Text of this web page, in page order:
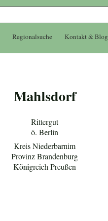
Regionalsuche Kontakt & Blog
Mahlsdorf
Rittergut
ö. Berlin
Kreis Niederbarnim
Provinz Brandenburg
Königreich Preußen